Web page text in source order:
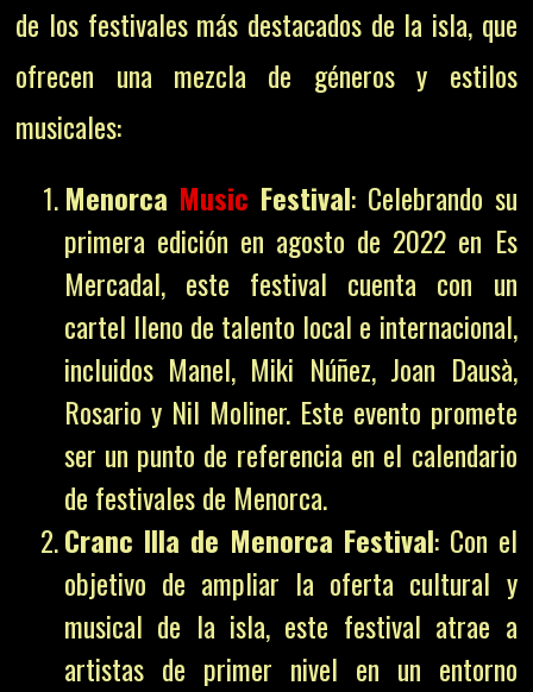
de los festivales más destacados de la isla, que
ofrecen una mezcla de géneros y estilos
musicales:
Menorca Music Festival: Celebrando su
primera edición en agosto de 2022 en Es
Mercadal, este festival cuenta con un
cartel lleno de talento local e internacional,
incluidos Manel, Miki Núñez, Joan Dausà,
Rosario y Nil Moliner. Este evento promete
ser un punto de referencia en el calendario
de festivales de Menorca.
Cranc Illa de Menorca Festival: Con el
objetivo de ampliar la oferta cultural y
musical de la isla, este festival atrae a
artistas de primer nivel en un entorno